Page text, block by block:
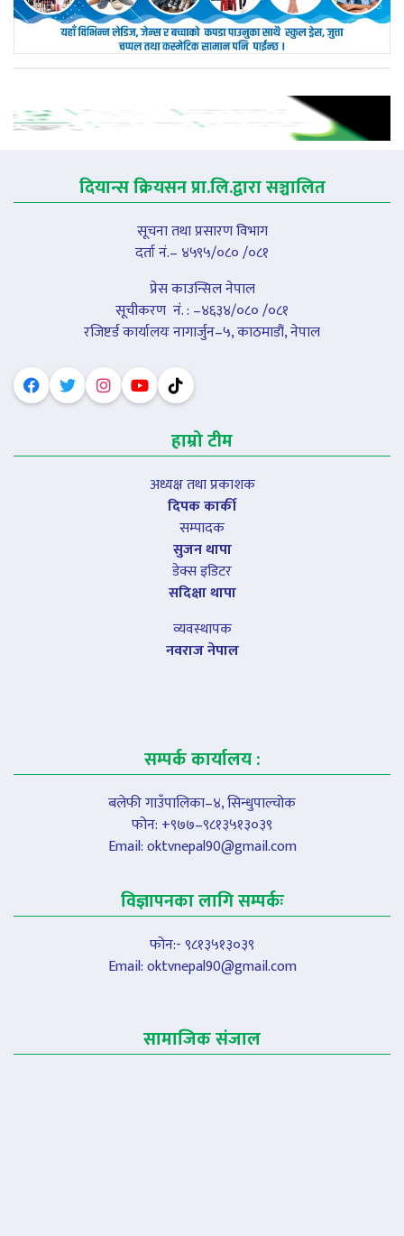
दियान्स क्रियसन प्रा.लि.द्वारा सञ्चालित
सूचना तथा प्रसारण विभाग
दर्ता नं.– ४५९५/०८० /०८१
प्रेस काउन्सिल नेपाल
सूचीकरण नंं. : –४६३४/०८० /०८१
रजिष्टर्ड कार्यालयः नागार्जुन–५, काठमाडौं, नेपाल
हाम्रो टीम
अध्यक्ष तथा प्रकाशक
दिपक कार्की
सम्पादक
सुजन थापा
डेक्स इडिटर
सदिक्षा थापा
व्यवस्थापक
नवराज नेपाल
सम्पर्क कार्यालय :
बलेफी गाउँपालिका–४, सिन्धुपाल्चोक
फोन: +९७७–९८१३५१३०३९
Email:oktvnepal90@gmail.com
विज्ञापनका लागि सम्पर्कः
फोन:- ९८१३५१३०३९
Email:oktvnepal90@gmail.com
सामाजिक संजाल